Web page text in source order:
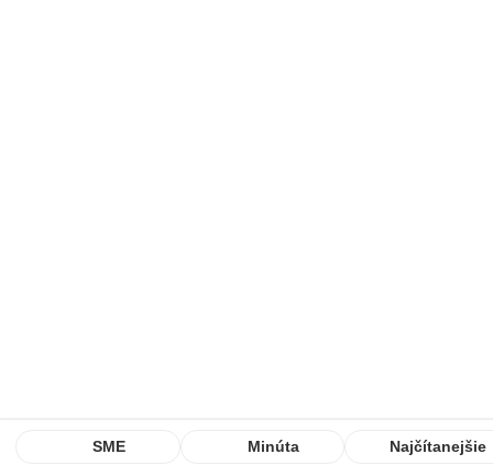
SME Minúta Najčítanejšie